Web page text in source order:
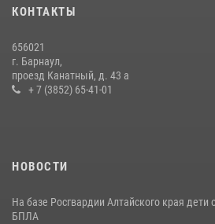
КОНТАКТЫ
656021
г. Барнаул,
проезд Канатный, д. 43 а
+ 7 (3852) 65-41-01
НОВОСТИ
На базе Росгвардии Алтайского края дети
БПЛА